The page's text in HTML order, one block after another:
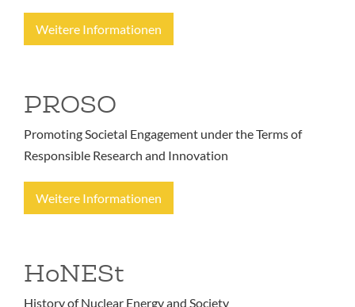
Weitere Informationen
PROSO
Promoting Societal Engagement under the Terms of
Responsible Research and Innovation
Weitere Informationen
HoNESt
History of Nuclear Energy and Society